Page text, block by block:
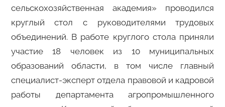
сельскохозяйственная академия» проводился
круглый стол с руководителями трудовых
объединений. В работе круглого стола приняли
участие 18 человек из 10 муниципальных
образований области, в том числе главный
специалист-эксперт отдела правовой и кадровой
работы департамента агропромышленного